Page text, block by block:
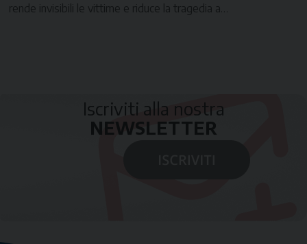
rende invisibili le vittime e riduce la tragedia a…
Iscriviti alla nostra
NEWSLETTER